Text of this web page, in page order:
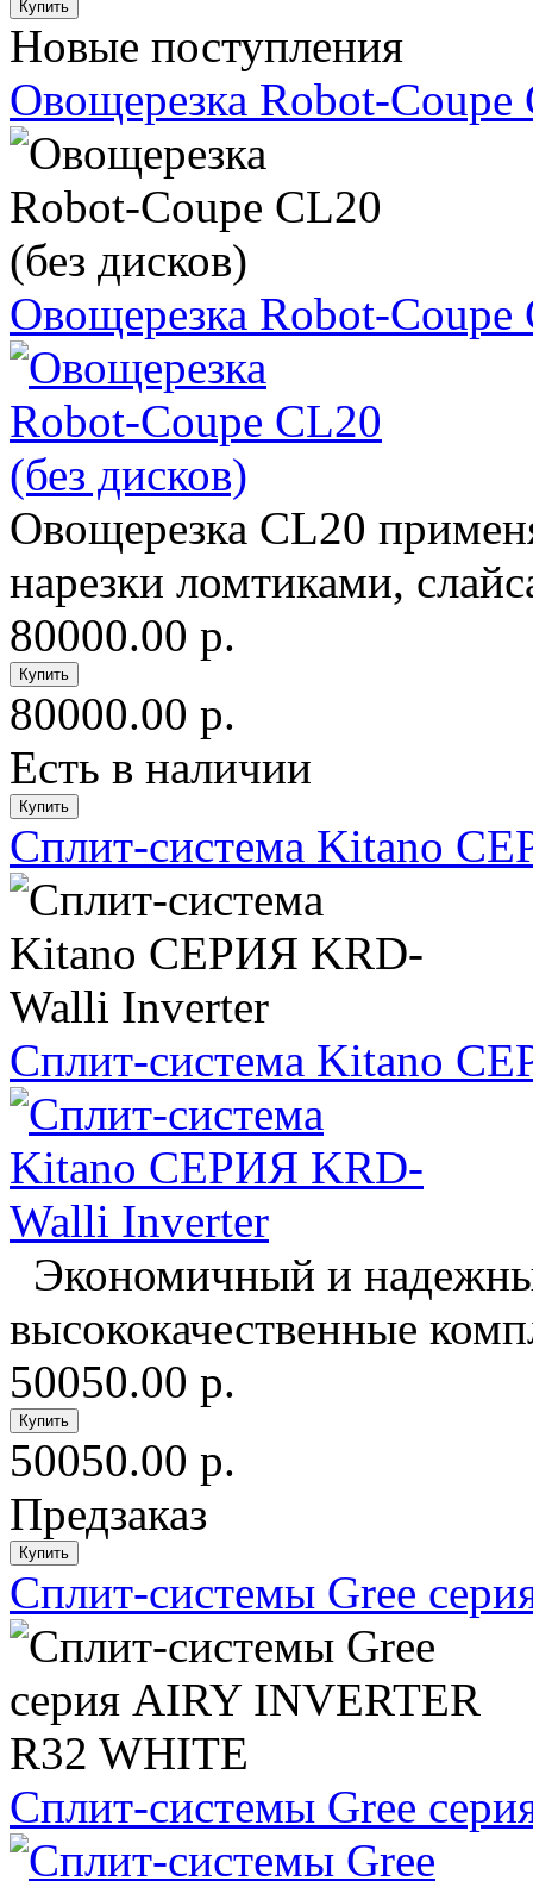
Новые поступления
Овощерезка Robot-Coupe
Овощерезка Robot-Coupe
Овощерезка CL20
нарезки ломтиками,
80000.00 р.
80000.00 р.
Есть в наличии
Сплит-система Kitano
Сплит-система Kitano
Экономичный и
высококачественные
50050.00 р.
50050.00 р.
Предзаказ
Сплит-системы Gree
Сплит-системы Gree